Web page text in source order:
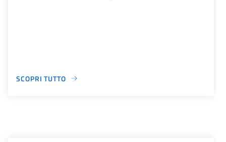
SCOPRI TUTTO